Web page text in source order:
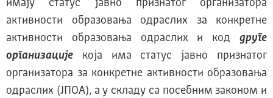
имају статус јавно признатог организатора
активности образовања одраслих за конкретне
активности образовања одраслих и код друге
организације која има статус јавно признатог
организатора за конкретне активности образовања
одраслих (ЈПОА), а у складу са посебним законом и